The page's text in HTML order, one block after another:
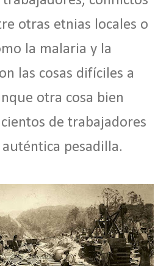
otras etnias locales o
la malaria y la
las cosas difíciles a
otra cosa bien
de trabajadores
pesadilla.